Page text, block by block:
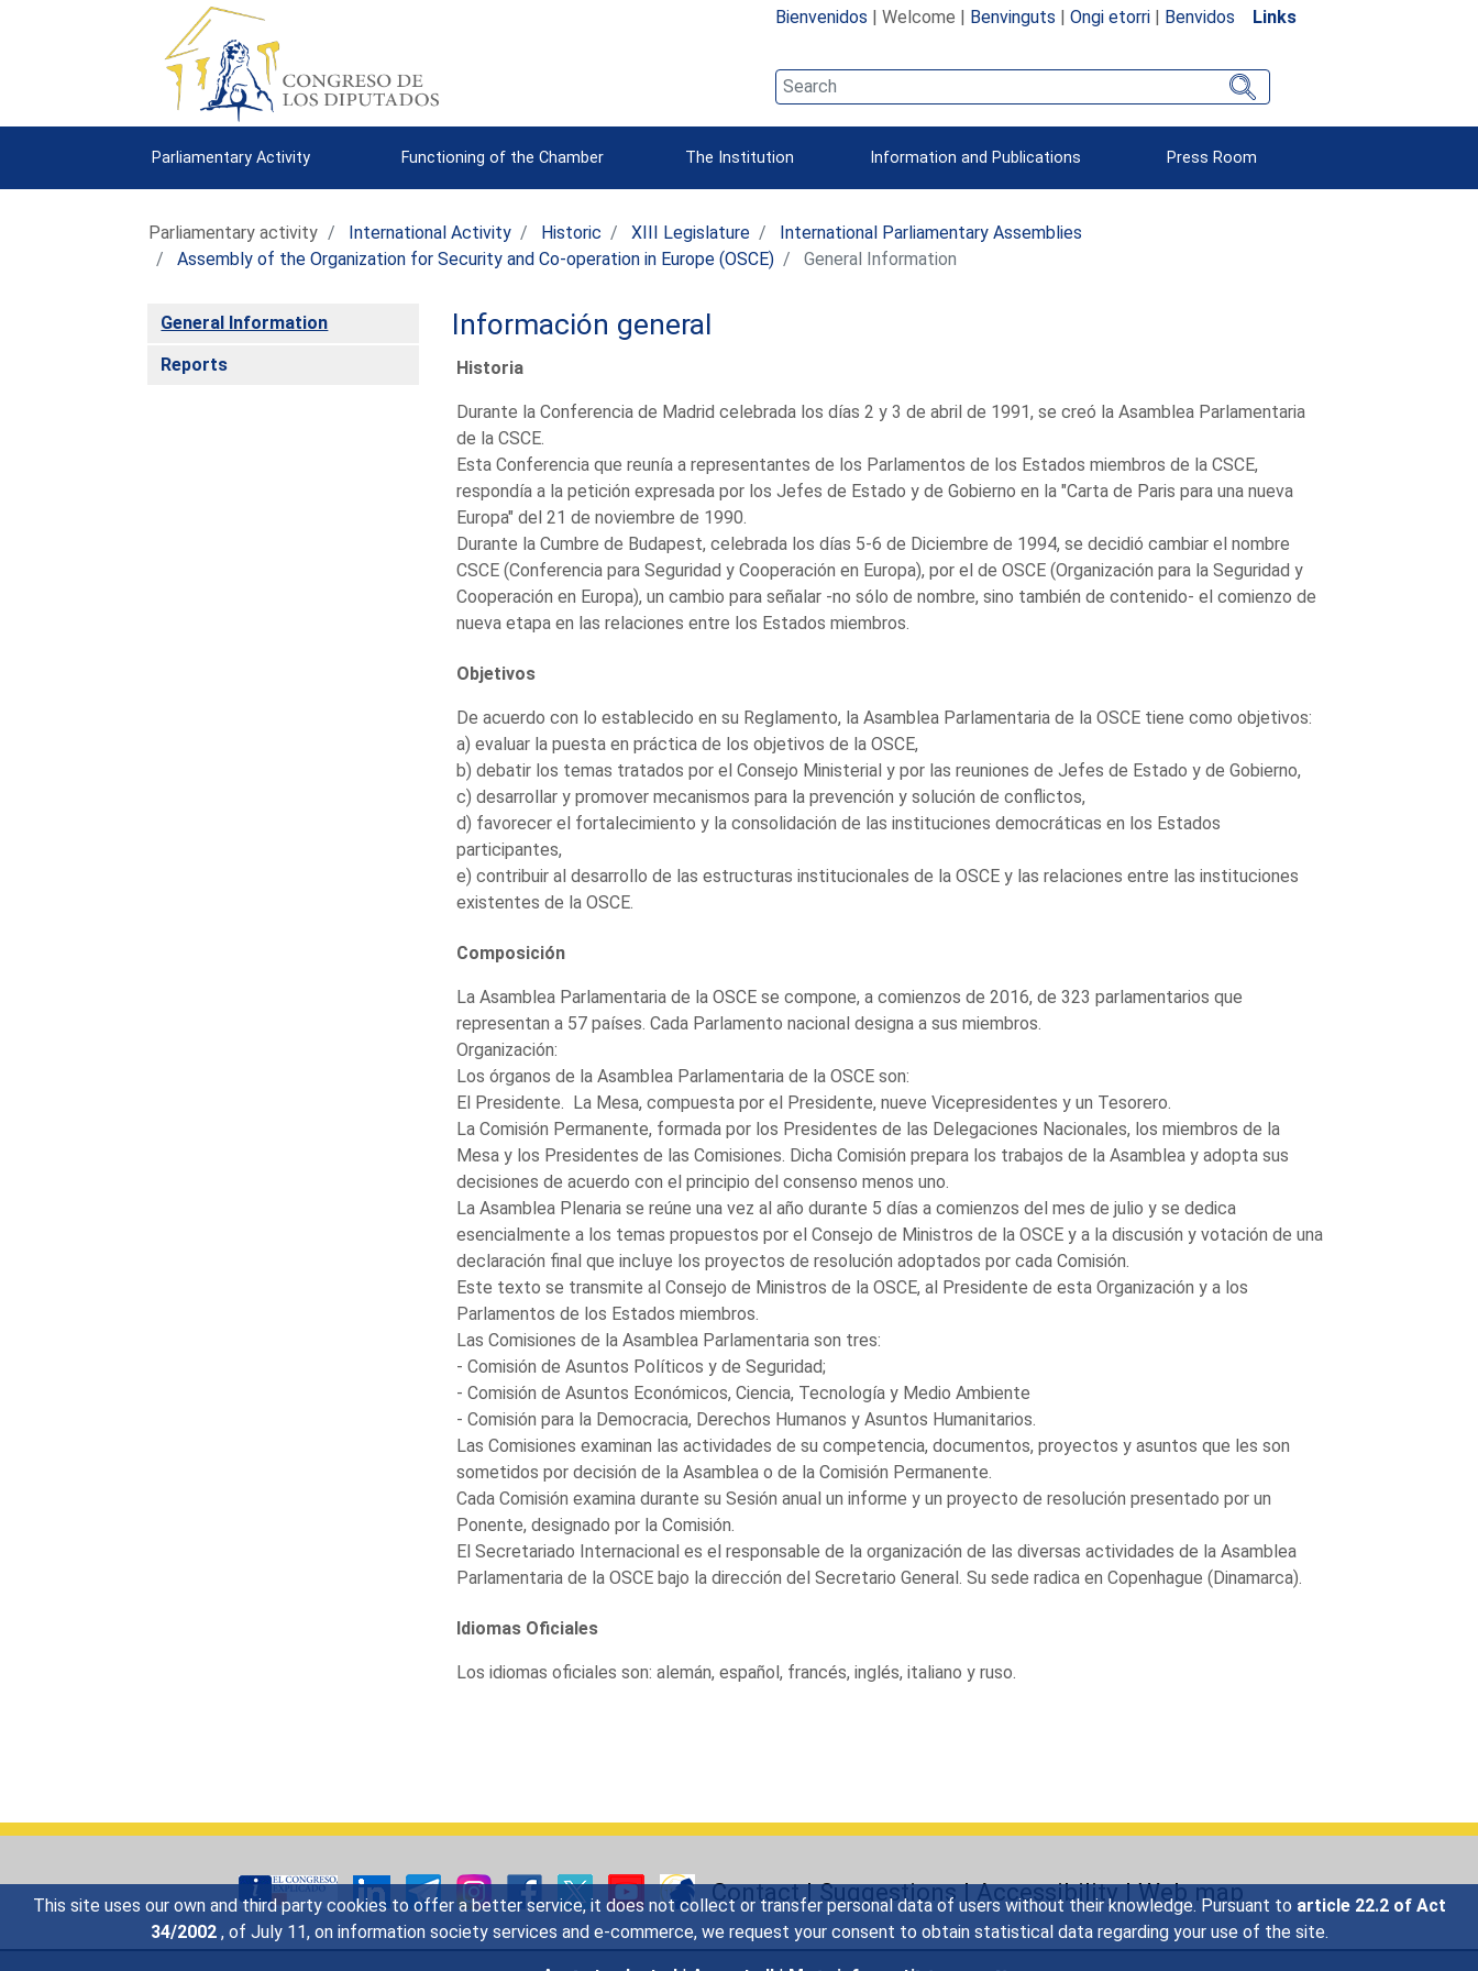
This site uses our own and third party cookies to offer a better service, it does not collect or transfer personal data of users without their knowledge. Pursuant to article 22.2 of Act
34/2002 , of July 11, on information society services and e-commerce, we request your consent to obtain statistical data regarding your use of the site.
Bienvenidos | Welcome | Benvinguts | Ongi etorri| Benvidos Links
Parliamentary Activity Functioning of the Chamber The Institution Information and Publications Press Room
Parliamentary activity International Activity Historic XIII Legislature
International Parliamentary Assemblies
Assembly of the Organization for Security and Co-operation in Europe (OSCE)
General Information
General Information
Reports
Información general
Historia
Durante la Conferencia de Madrid celebrada los días 2 y 3 de abril de 1991, se creó la Asamblea Parlamentaria
de la CSCE.
Esta Conferencia que reunía a representantes de los Parlamentos de los Estados miembros de la CSCE,
respondía a la petición expresada por los Jefes de Estado y de Gobierno en la "Carta de Paris para una nueva
Europa" del 21 de noviembre de 1990.
Durante la Cumbre de Budapest, celebrada los días 5-6 de Diciembre de 1994, se decidió cambiar el nombre
CSCE (Conferencia para Seguridad y Cooperación en Europa), por el de OSCE (Organización para la Seguridad y
Cooperación en Europa), un cambio para señalar -no sólo de nombre, sino también de contenido- el comienzo de
nueva etapa en las relaciones entre los Estados miembros.
Objetivos
De acuerdo con lo establecido en su Reglamento, la Asamblea Parlamentaria de la OSCE tiene como objetivos:
a) evaluar la puesta en práctica de los objetivos de la OSCE,
b) debatir los temas tratados por el Consejo Ministerial y por las reuniones de Jefes de Estado y de Gobierno,
c) desarrollar y promover mecanismos para la prevención y solución de conflictos,
d) favorecer el fortalecimiento y la consolidación de las instituciones democráticas en los Estados
participantes,
e) contribuir al desarrollo de las estructuras institucionales de la OSCE y las relaciones entre las instituciones
existentes de la OSCE.
Composición
La Asamblea Parlamentaria de la OSCE se compone, a comienzos de 2016, de 323 parlamentarios que
representan a 57 países. Cada Parlamento nacional designa a sus miembros.
Organización:
Los órganos de la Asamblea Parlamentaria de la OSCE son:
El Presidente. La Mesa, compuesta por el Presidente, nueve Vicepresidentes y un Tesorero.
La Comisión Permanente, formada por los Presidentes de las Delegaciones Nacionales, los miembros de la
Mesa y los Presidentes de las Comisiones. Dicha Comisión prepara los trabajos de la Asamblea y adopta sus
decisiones de acuerdo con el principio del consenso menos uno.
La Asamblea Plenaria se reúne una vez al año durante 5 días a comienzos del mes de julio y se dedica
esencialmente a los temas propuestos por el Consejo de Ministros de la OSCE y a la discusión y votación de una
declaración final que incluye los proyectos de resolución adoptados por cada Comisión.
Este texto se transmite al Consejo de Ministros de la OSCE, al Presidente de esta Organización y a los
Parlamentos de los Estados miembros.
Las Comisiones de la Asamblea Parlamentaria son tres:
- Comisión de Asuntos Políticos y de Seguridad;
- Comisión de Asuntos Económicos, Ciencia, Tecnología y Medio Ambiente
- Comisión para la Democracia, Derechos Humanos y Asuntos Humanitarios.
Las Comisiones examinan las actividades de su competencia, documentos, proyectos y asuntos que les son
sometidos por decisión de la Asamblea o de la Comisión Permanente.
Cada Comisión examina durante su Sesión anual un informe y un proyecto de resolución presentado por un
Ponente, designado por la Comisión.
El Secretariado Internacional es el responsable de la organización de las diversas actividades de la Asamblea
Parlamentaria de la OSCE bajo la dirección del Secretario General. Su sede radica en Copenhague (Dinamarca).
Idiomas Oficiales
Los idiomas oficiales son: alemán, español, francés, inglés, italiano y ruso.
Contact|Suggestions|Accessibility|Web map